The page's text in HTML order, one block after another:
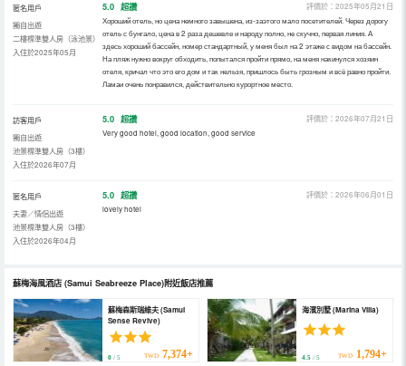
匿名用戶
獨自出遊
二樓標準雙人房（泳池景）
入住於2025年05月
5.0 超讚
評價於：2025年05月21日
Хороший отель, но цена немного завышена, из-заэтого мало посетителей. Через дорогу
отель с бунгало, цена в 2 раза дешевле и народу полно, не скучно, первая линия. А
здесь хороший бассейн, номер стандартный, у меня был на 2 этаже с видом на бассейн.
На пляж нужно вокруг обходить, попытался пройти прямо, на меня накинулся хозяин
отеля, кричал что это его дом и так нельзя, пришлось быть грозным и всё равно пройти.
Ламаи очень понравился, действительно курортное место.
訪客用戶
獨自出遊
池景標準雙人房（3樓）
入住於2026年07月
5.0 超讚
評價於：2026年07月21日
Very good hotel, good location, good service
匿名用戶
夫妻／情侶出遊
池景標準雙人房（3樓）
入住於2026年04月
5.0 超讚
評價於：2026年06月01日
lovely hotel
蘇梅海風酒店(Samui Seabreeze Place)附近飯店推薦
蘇梅森斯瑞維夫 (Samui
Sense Revive)
0 / 5 TWD 7,374+
海濱別墅 (Marina Villa)
4.5/ 5 TWD 1,794+